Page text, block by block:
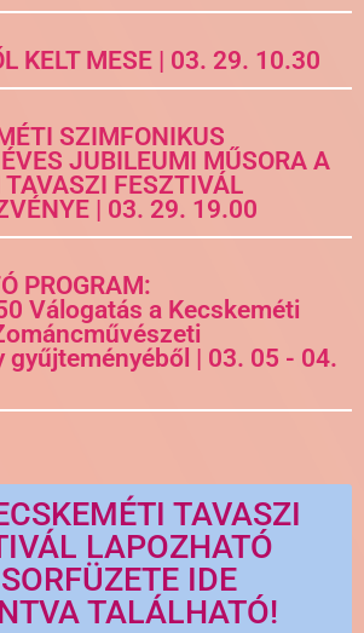
KELT MESE | 03. 29. 10.30
SZIMFONIKUS
JUBILEUMI MŰSORA A
TAVASZI FESZTIVÁL
| 03. 29. 19.00
PROGRAM:
Válogatás a Kecskeméti
gyűjteményéből | 03. 05 - 04.
TAVASZI
LAPOZHATÓ
IDE
TALÁLHATÓ!